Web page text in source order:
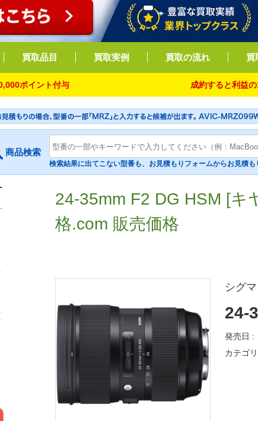
買取品目 買取実例 買取の流れ 買
ト付与 成約すると利益の10%ポ
商品検索
検索結果に出てこない型番も、お見積もりフォームからお見積も
24-35mm F2 DG HSM [キ
格.com 販売価格
シグマ
24-
発売日 :
カテゴ